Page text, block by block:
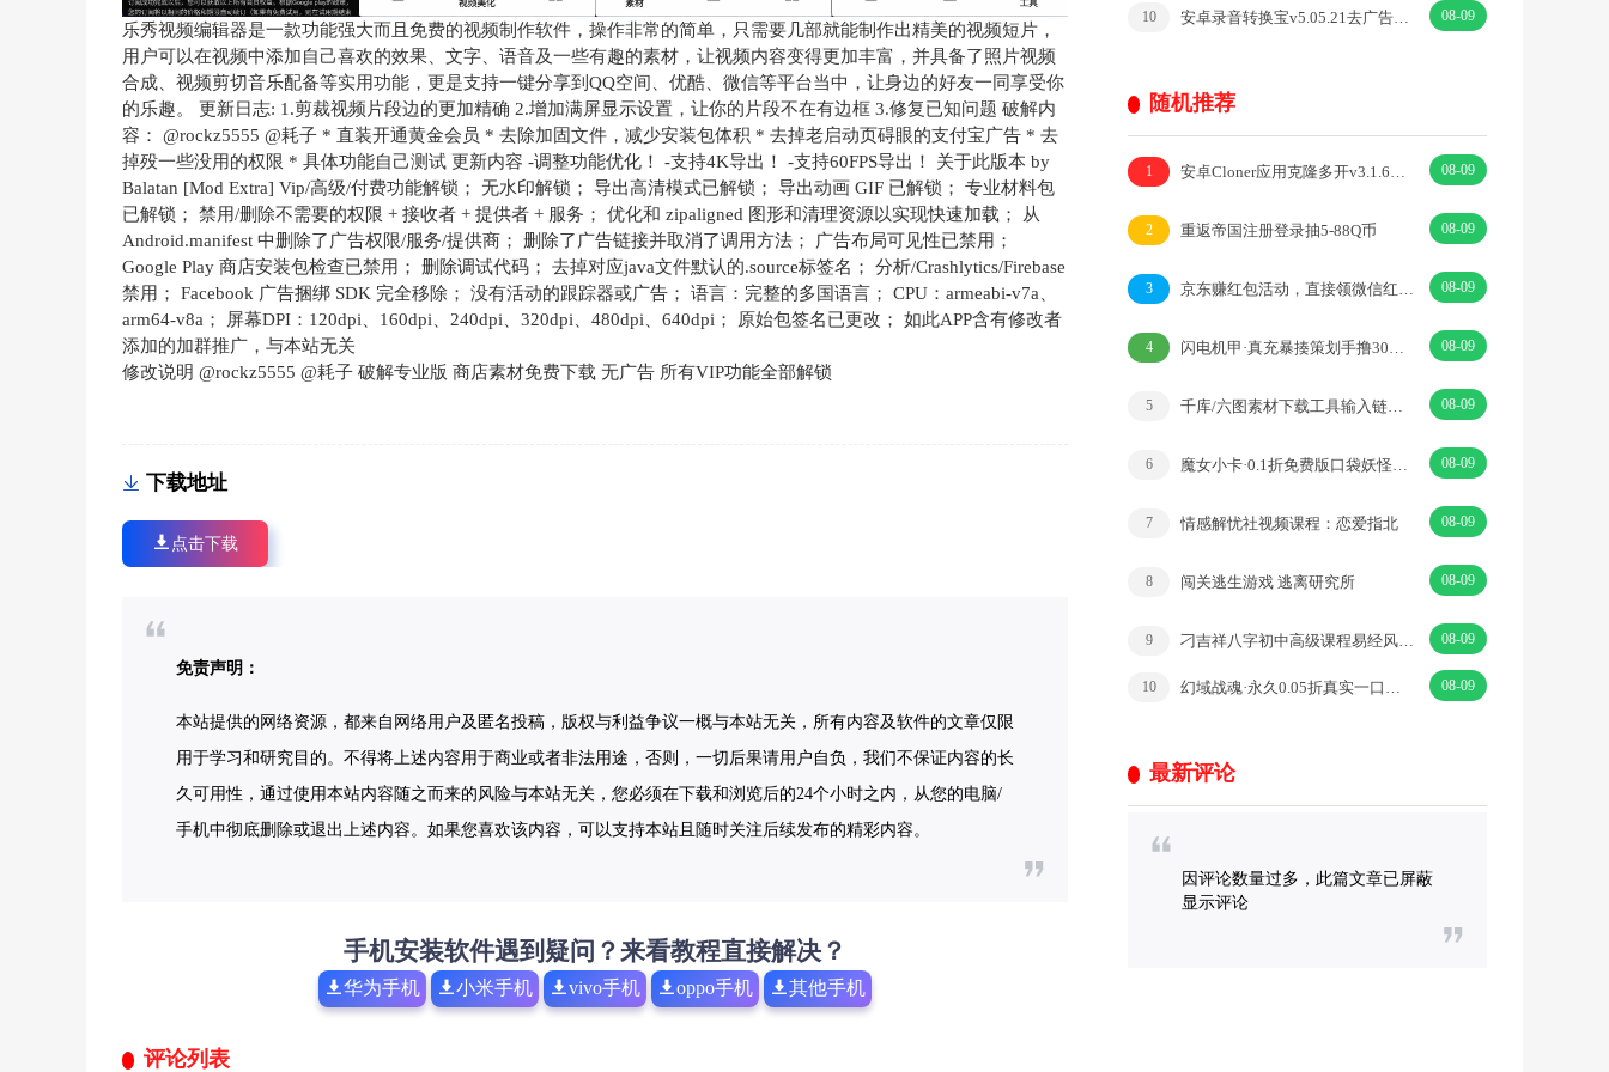
乐秀视频编辑器是一款功能强大而且免费的视频制作软件，操作非常的简单，只需要几部就能制作出精美的视频短片，
用户可以在视频中添加自己喜欢的效果、文字、语音及一些有趣的素材，让视频内容变得更加丰富，并具备了照片视频
合成、视频剪切音乐配备等实用功能，更是支持一键分享到QQ空间、优酷、微信等平台当中，让身边的好友一同享受你
的乐趣。 更新日志: 1.剪裁视频片段边的更加精确 2.增加满屏显示设置，让你的片段不在有边框 3.修复已知问题 破解内
容： @rockz5555 @耗子 * 直装开通黄金会员 * 去除加固文件，减少安装包体积 * 去掉老启动页碍眼的支付宝广告 * 去
掉殁一些没用的权限 * 具体功能自己测试 更新内容 -调整功能优化！ -支持4K导出！ -支持60FPS导出！ 关于此版本 by
Balatan [Mod Extra] Vip/高级/付费功能解锁； 无水印解锁； 导出高清模式已解锁； 导出动画 GIF 已解锁； 专业材料包
已解锁； 禁用/删除不需要的权限 + 接收者 + 提供者 + 服务； 优化和 zipaligned 图形和清理资源以实现快速加载； 从
Android.manifest 中删除了广告权限/服务/提供商； 删除了广告链接并取消了调用方法； 广告布局可见性已禁用；
Google Play 商店安装包检查已禁用； 删除调试代码； 去掉对应java文件默认的.source标签名； 分析/Crashlytics/Firebase
禁用； Facebook 广告捆绑 SDK 完全移除； 没有活动的跟踪器或广告； 语言：完整的多国语言； CPU：armeabi-v7a、
arm64-v8a； 屏幕DPI：120dpi、160dpi、240dpi、320dpi、480dpi、640dpi； 原始包签名已更改； 如此APP含有修改者
添加的加群推广，与本站无关
修改说明 @rockz5555 @耗子 破解专业版 商店素材免费下载 无广告 所有VIP功能全部解锁
下载地址
点击下载
免责声明：
本站提供的网络资源，都来自网络用户及匿名投稿，版权与利益争议一概与本站无关，所有内容及软件的文章仅限
用于学习和研究目的。不得将上述内容用于商业或者非法用途，否则，一切后果请用户自负，我们不保证内容的长
久可用性，通过使用本站内容随之而来的风险与本站无关，您必须在下载和浏览后的24个小时之内，从您的电脑/
手机中彻底删除或退出上述内容。如果您喜欢该内容，可以支持本站且随时关注后续发布的精彩内容。
手机安装软件遇到疑问？来看教程直接解决？
华为手机 小米手机 vivo手机 oppo手机 其他手机
评论列表
10 安卓录音转换宝v5.05.21去广告开心版 08-09
随机推荐
1 安卓Cloner应用克隆多开v3.1.6破解捐赠高级版 08-09
2 重返帝国注册登录抽5-88Q币 08-09
3 京东赚红包活动，直接领微信红包和京东无门槛红包 08-09
4 闪电机甲·真充暴揍策划手撸30万真充·|放置·魔幻 08-09
5 千库/六图素材下载工具输入链接即下载 08-09
6 魔女小卡·0.1折免费版口袋妖怪。·|卡牌·魔幻 08-09
7 情感解忧社视频课程：恋爱指北 08-09
8 闯关逃生游戏 逃离研究所 08-09
9 刁吉祥八字初中高级课程易经风水课程 08-09
10 幻域战魂·永久0.05折真实一口价·|卡牌·挂机 08-09
最新评论
因评论数量过多，此篇文章已屏蔽
显示评论